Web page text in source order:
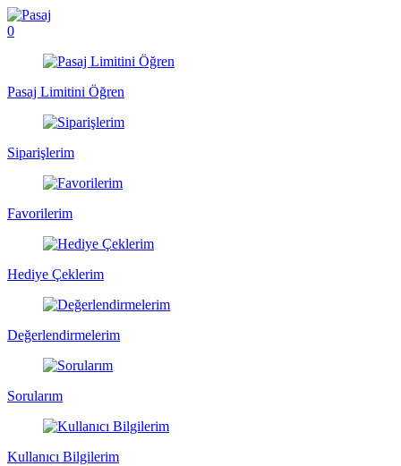
0
Pasaj Limitini Öğren
Siparişlerim
Favorilerim
Hediye Çeklerim
Değerlendirmelerim
Sorularım
Kullanıcı Bilgilerim